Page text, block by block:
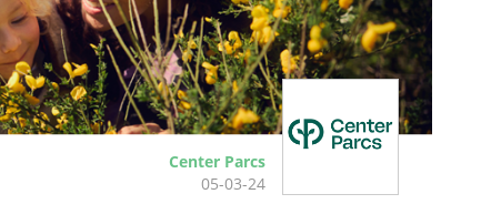
Center Parcs
05-03-24